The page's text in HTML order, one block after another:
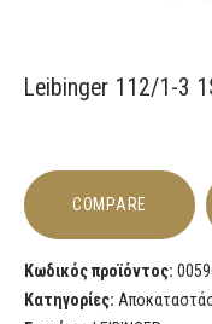
Leibinger 112/1-3
COMPARE
Κωδικός προϊόντος:
Κατηγορίες: